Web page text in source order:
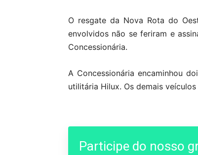
O resgate da Nova Rota do
envolvidos não se feriram e
Concessionária.
A Concessionária encaminhou
utilitária Hilux. Os demais
Participe do nosso